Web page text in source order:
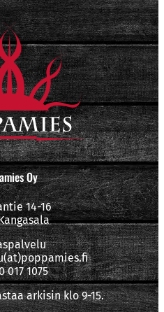
Oy
14-16
017 1075
arkisin klo 9-15.